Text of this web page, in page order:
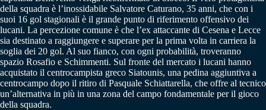
della squadra è l’inossidabile Salvatore Caturano, 35 anni, che con i
suoi 16 gol stagionali è il grande punto di riferimento offensivo dei
lucani. La percezione comune è che l’ex attaccante di Cesena e Lecce
sia destinato a raggiungere e superare per la prima volta in carriera la
soglia dei 20 gol. Al suo fianco, con ogni probabilità, troveranno
spazio Rosafio e Schimmenti. Sul fronte del mercato i lucani hanno
acquistato il centrocampista greco Siatounis, una pedina aggiuntiva a
centrocampo dopo il ritiro di Pasquale Schiattarella, che offre al tecnico
un’alternativa in più in una zona del campo fondamentale per il gioco
della squadra.